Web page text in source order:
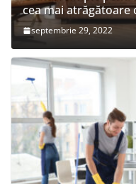
cea mai atrăgătoare
septembrie 29, 2022